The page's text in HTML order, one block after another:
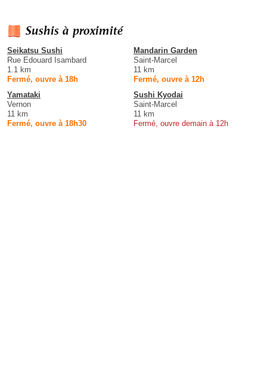
Sushis à proximité
Seikatsu Sushi
Rue Edouard Isambard
1.1 km
Fermé, ouvre à 18h
Mandarin Garden
Saint-Marcel
11 km
Fermé, ouvre à 12h
Yamataki
Vernon
11 km
Fermé, ouvre à 18h30
Sushi Kyodai
Saint-Marcel
11 km
Fermé, ouvre demain à 12h